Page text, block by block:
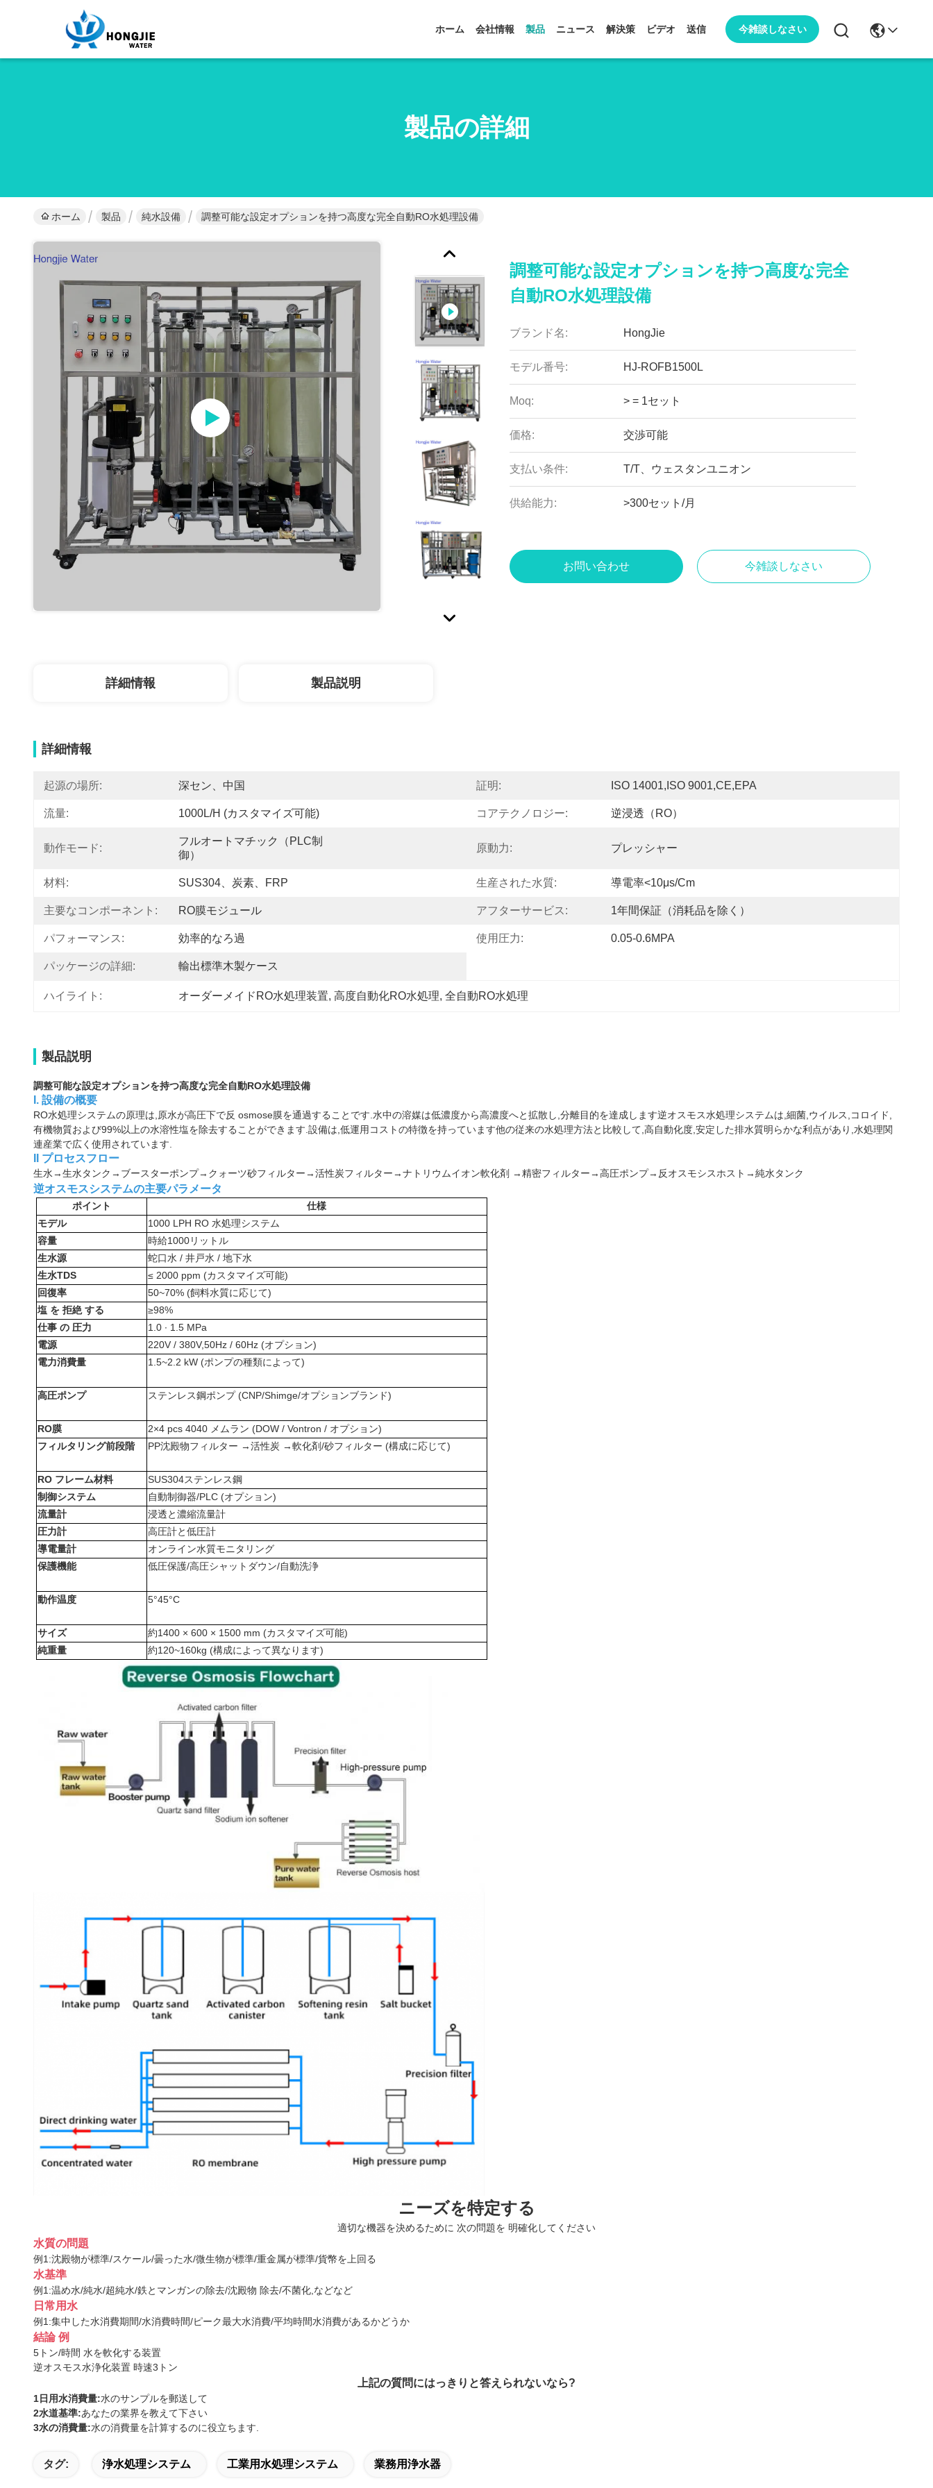
ホーム 会社情報 製品 ニュース 解決策 ビデオ 送信 今雑談しなさい
製品の詳細
ホーム 製品 純水設備 調整可能な設定オプションを持つ高度な完全自動RO水処理設備
調整可能な設定オプションを持つ高度な完全
自動RO水処理設備
ブランド名: HongJie
モデル番号: HJ-ROFB1500L
Moq: > = 1セット
価格: 交渉可能
支払い条件: T/T、ウェスタンユニオン
供給能力: >300セット/月
お問い合わせ 今雑談しなさい
詳細情報 製品説明
詳細情報
起源の場所: 深セン、中国 証明: ISO 14001,ISO 9001,CE,EPA
流量: 1000L/h (カスタマイズ可能) コアテクノロジー: 逆浸透（RO）
動作モード:
フルオートマチック（PLC制
御）
原動力: プレッシャー
材料: SUS304、炭素、FRP 生産された水質: 導電率<10μs/cm
主要なコンポーネント: RO膜モジュール アフターサービス: 1年間保証（消耗品を除く）
パフォーマンス: 効率的なろ過 使用圧力: 0.05-0.6MPA
パッケージの詳細: 輸出標準木製ケース
ハイライト: オーダーメイドRO水処理装置, 高度自動化RO水処理, 全自動RO水処理
製品説明
調整可能な設定オプションを持つ高度な完全自動RO水処理設備
I. 設備の概要
RO水処理システムの原理は,原水が高圧下で反 osmose膜を通過することです.水中の溶媒は低濃度から高濃度へと拡散し,分離目的を達成します逆オスモス水処理システムは,細菌,ウイルス,コロイド,
有機物質および99%以上の水溶性塩を除去することができます.設備は,低運用コストの特徴を持っています他の従来の水処理方法と比較して,高自動化度,安定した排水質明らかな利点があり,水処理関
連産業で広く使用されています.
II プロセスフロー
生水→生水タンク→ブースターポンプ→クォーツ砂フィルター→活性炭フィルター→ナトリウムイオン軟化剤 →精密フィルター→高圧ポンプ→反オスモシスホスト→純水タンク
逆オスモスシステムの主要パラメータ
ポイント
仕様
モデル
1000 LPH RO 水処理システム
容量
時給1000リットル
生水源
蛇口水 / 井戸水 / 地下水
生水TDS
≤ 2000 ppm (カスタマイズ可能)
回復率
50~70% (飼料水質に応じて)
塩 を 拒絶 する
≥98%
仕事 の 圧力
1.0 ∙ 1.5 MPa
電源
220V / 380V,50Hz / 60Hz (オプション)
電力消費量
1.5~2.2 kW (ポンプの種類によって)
高圧ポンプ ステンレス鋼ポンプ (CNP/Shimge/オプションブランド)
RO膜
2×4 pcs 4040 メムラン (DOW / Vontron / オプション)
フィルタリング前段階
PP沈殿物フィルター →活性炭 →軟化剤/砂フィルター (構成に応じて)
RO フレーム材料
SUS304ステンレス鋼
制御システム
自動制御器/PLC (オプション)
流量計
浸透と濃縮流量計
圧力計
高圧計と低圧計
導電量計
オンライン水質モニタリング
保護機能
低圧保護/高圧シャットダウン/自動洗浄
動作温度 5°45°C
サイズ
約1400 × 600 × 1500 mm (カスタマイズ可能)
純重量
約120~160kg (構成によって異なります)
ニーズを特定する
適切な機器を決めるために 次の問題を 明確化してください
水質の問題
例1:沈殿物が標準/スケール/曇った水/微生物が標準/重金属が標準/貨幣を上回る
水基準
例1:温め水/純水/超純水/鉄とマンガンの除去/沈殿物 除去/不菌化,などなど
日常用水
例1:集中した水消費期間/水消費時間/ピーク最大水消費/平均時間水消費があるかどうか
結論 例
5トン/時間 水を軟化する装置
逆オスモス水浄化装置 時速3トン
上記の質問にはっきりと答えられないなら?
1日用水消費量:水のサンプルを郵送して
2水道基準:あなたの業界を教えて下さい
3水の消費量:水の消費量を計算するのに役立ちます.
タグ: 浄水処理システム 工業用水処理システム 業務用浄水器